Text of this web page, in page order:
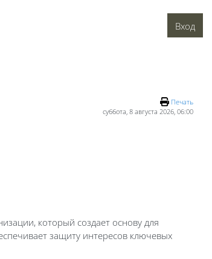
Вход
Печать
суббота, 8 августа 2026, 06:00
который создает основу для
защиту интересов ключевых